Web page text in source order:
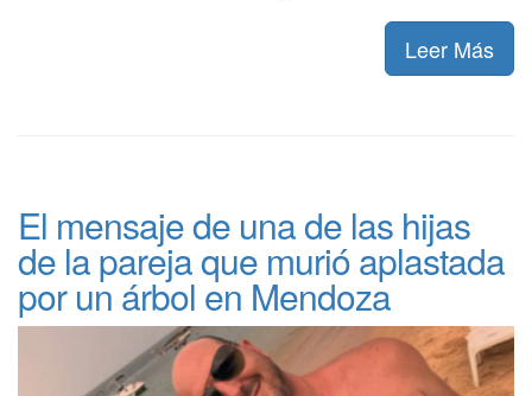
Leer Más
El mensaje de una de las hijas
de la pareja que murió aplastada
por un árbol en Mendoza